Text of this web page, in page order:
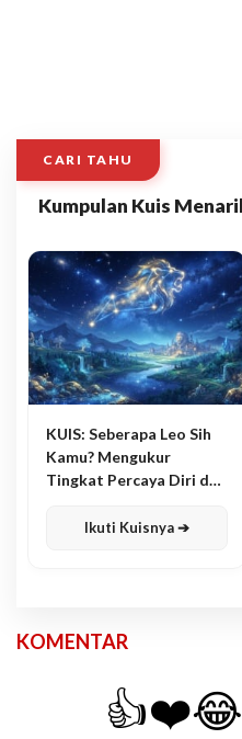
CARI TAHU
Kumpulan Kuis
KUIS: Seberapa Leo Sih
Kamu? Mengukur
Tingkat Percaya Diri dan
Ikuti Kuisnya ➔
KOMENTAR
👍❤️😂